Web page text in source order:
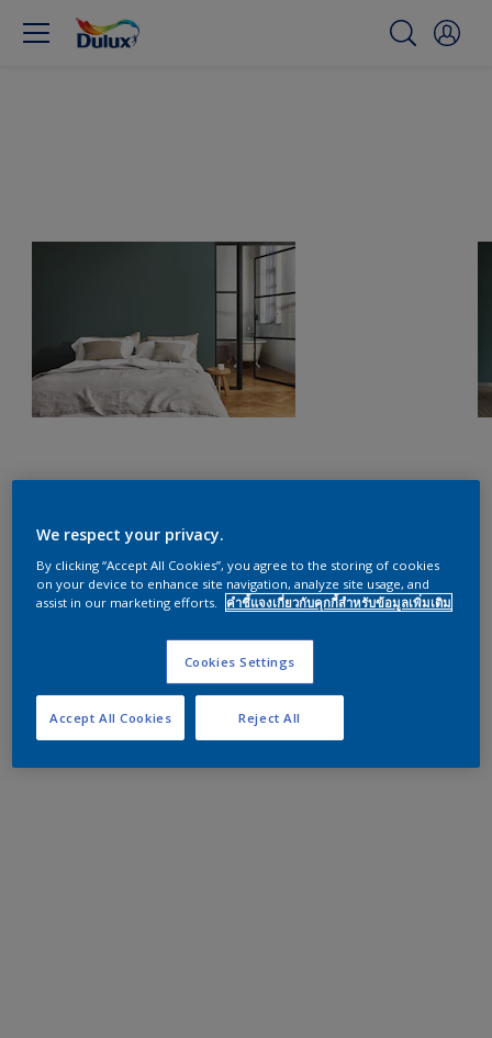
We respect your privacy.
By clicking “Accept All Cookies”, you agree to the storing of cookies
on your device to enhance site navigation, analyze site usage, and
assist in our marketing efforts.
คำชี้แจงเกี่ยวกับคุกกี้สำหรับข้อมูลเพิ่มเติม
Cookies Settings
Reject All
Accept All Cookies